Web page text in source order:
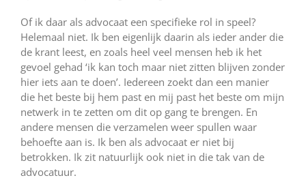
Of ik daar als advocaat een specifieke rol in speel?
Helemaal niet. Ik ben eigenlijk daarin als ieder ander die
de krant leest, en zoals heel veel mensen heb ik het
gevoel gehad ‘ik kan toch maar niet zitten blijven zonder
hier iets aan te doen’. Iedereen zoekt dan een manier
die het beste bij hem past en mij past het beste om mijn
netwerk in te zetten om dit op gang te brengen. En
andere mensen die verzamelen weer spullen waar
behoefte aan is. Ik ben als advocaat er niet bij
betrokken. Ik zit natuurlijk ook niet in die tak van de
advocatuur.